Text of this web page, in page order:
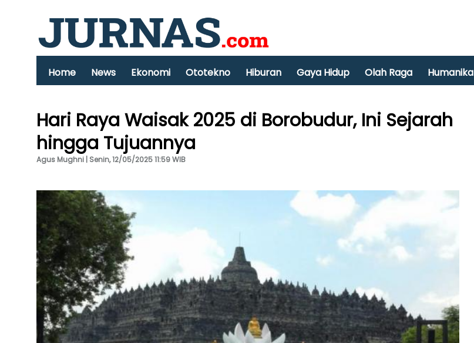
Home News Ekonomi Ototekno Hiburan Gaya Hidup Olah Raga Humanika
Hari Raya Waisak 2025 di Borobudur, Ini Sejarah
hingga Tujuannya
Agus Mughni | Senin, 12/05/2025 11:59 WIB